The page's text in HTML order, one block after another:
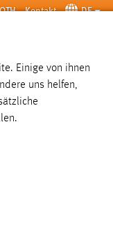
Kontakt DE
SUCHE
Einige von ihnen
uns helfen,